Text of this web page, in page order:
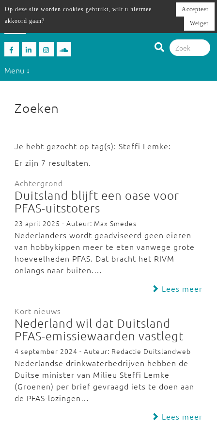
Menu ↓
Zoeken
Je hebt gezocht op tag(s): Steffi Lemke:
Er zijn 7 resultaten.
Achtergrond
Duitsland blijft een oase voor
PFAS-uitstoters
23 april 2025 - Auteur: Max Smedes
Nederlanders wordt geadviseerd geen eieren
van hobbykippen meer te eten vanwege grote
hoeveelheden PFAS. Dat bracht het RIVM
onlangs naar buiten.…
Lees meer
Kort nieuws
Nederland wil dat Duitsland
PFAS-emissiewaarden vastlegt
4 september 2024 - Auteur: Redactie Duitslandweb
Nederlandse drinkwaterbedrijven hebben de
Duitse minister van Milieu Steffi Lemke
(Groenen) per brief gevraagd iets te doen aan
de PFAS-lozingen…
Lees meer
Op deze site worden cookies gebruikt, wilt u hiermee
akkoord gaan?
Accepteer
Weiger